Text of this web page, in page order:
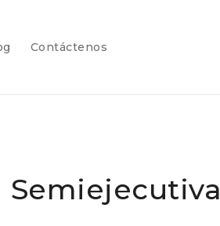
Contáctenos
Semiejecutiva